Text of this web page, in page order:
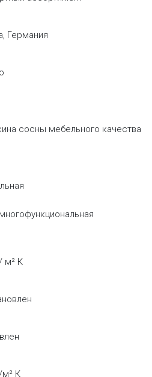
Германия
сосны мебельного качества
м² К
м² К